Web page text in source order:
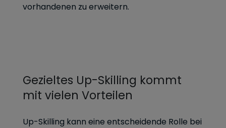
vorhandenen zu erweitern.
Gezieltes Up-Skilling kommt
mit vielen Vorteilen
Up-Skilling kann eine entscheidende Rolle bei